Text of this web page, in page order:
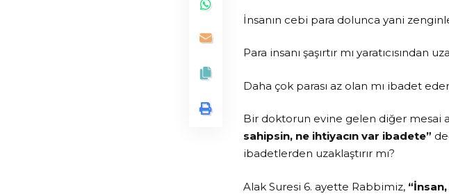
İnsanın cebi para dolunca yani
Para insanı şaşırtır mı yaratıcısından
Daha çok parası az olan mı ibadet
Bir doktorun evine gelen diğer mesai
sahipsin, ne ihtiyacın var ibadete”
ibadetlerden uzaklaştırır mı?
Alak Suresi 6. ayette Rabbimiz,